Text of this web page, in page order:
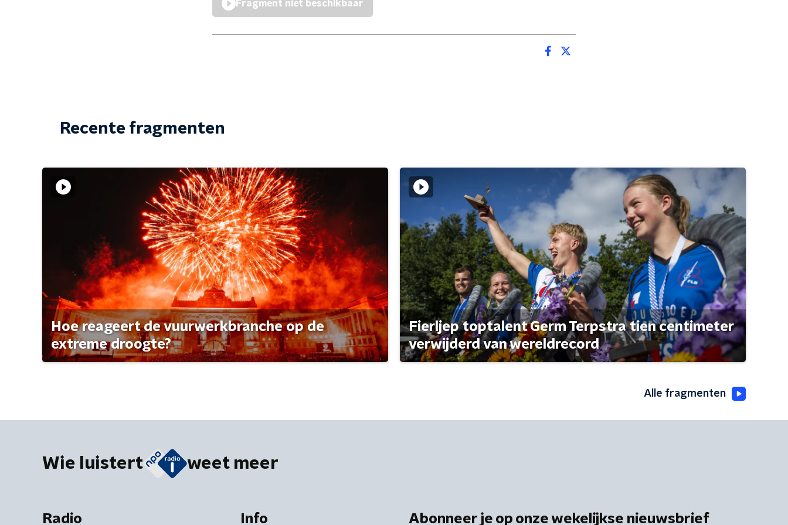
Fragment niet beschikbaar
Recente fragmenten
Hoe reageert de vuurwerkbranche op de
extreme droogte?
Fierljep toptalent Germ Terpstra tien centimeter
verwijderd van wereldrecord
Alle fragmenten
Wie luistert weet meer
Radio Info Abonneer je op onze wekelijkse nieuwsbrief